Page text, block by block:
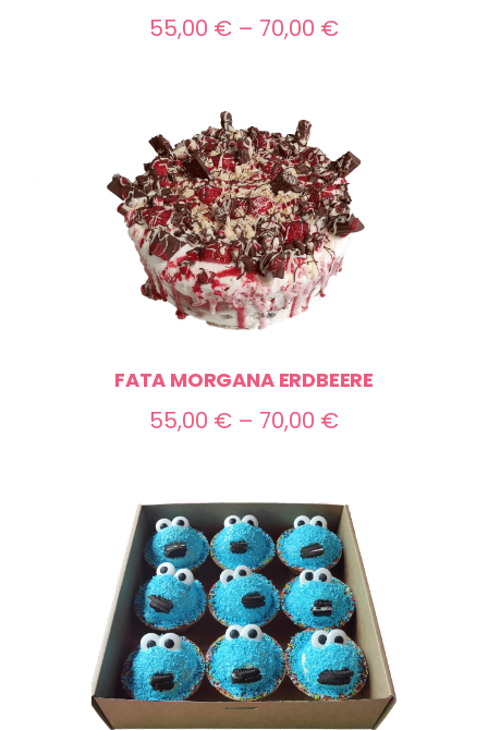
55,00 € – 70,00 €Preisspanne:
FATA MORGANA ERDBEERE
55,00 € – 70,00 €Preisspanne:
70,00 €